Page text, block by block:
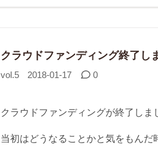
クラウドファンディング終了し
vol.5 2018-01-17 0
クラウドファンディングが終了しま
当初はどうなることかと気をもんだ